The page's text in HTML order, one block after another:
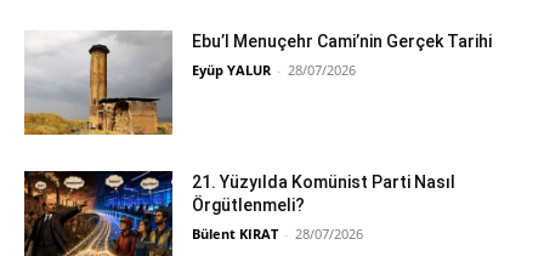
Ebu’l Menuçehr Cami’nin Gerçek Tarihi
Eyüp YALUR - 28/07/2026
21. Yüzyılda Komünist Parti Nasıl
Örgütlenmeli?
Bülent KIRAT - 28/07/2026